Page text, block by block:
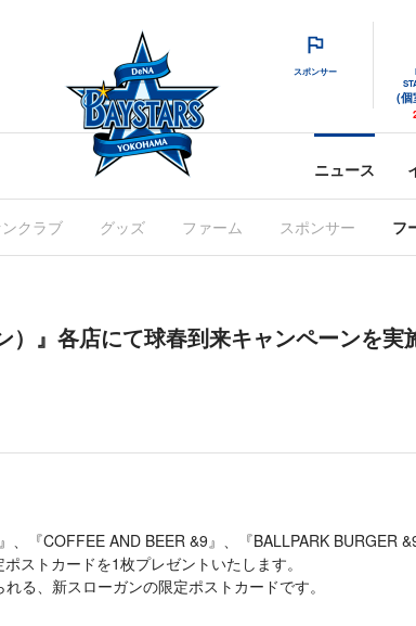
スポンサー
(個
ニュース
クラブ グッズ ファーム スポンサー フ
』各店にて球春到来キャンペーンを実
、『COFFEE AND BEER &9』、『BALLPARK BURGER
ストカードを1枚プレゼントいたします。
る、新スローガンの限定ポストカードです。